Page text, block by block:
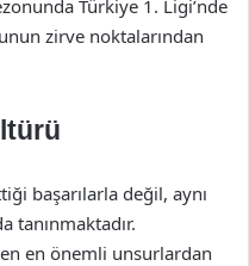
Türkiye 1. Ligi’nde
zirve noktalarından
başarılarla değil, aynı
tanınmaktadır.
en önemli unsurlardan